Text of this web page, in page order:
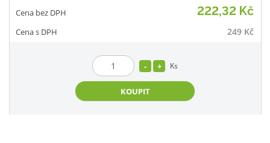
222,32 Kč
249 Kč
Ks
KOUPIT